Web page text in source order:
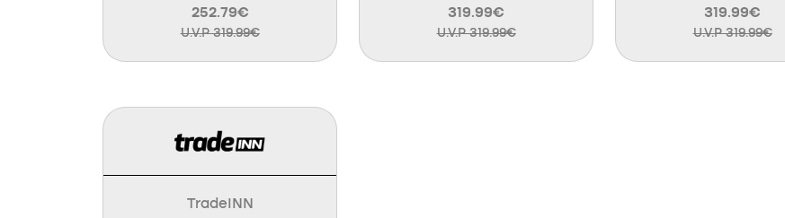
252.79€
U.V.P 319.99€
319.99€
U.V.P 319.99€
319.99€
U.V.P 319.99€
TradeINN